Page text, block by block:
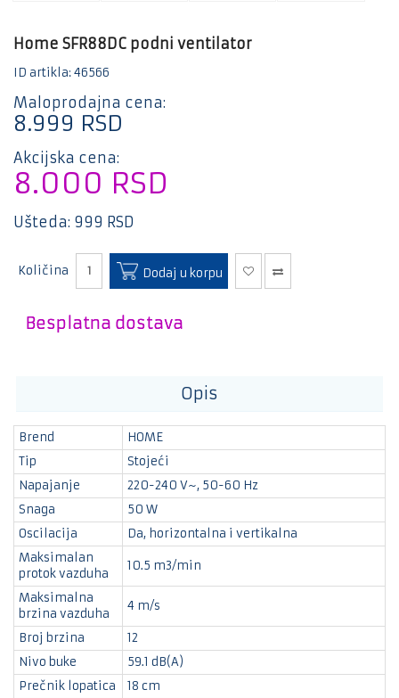
aparati
Bela
Gaming
i
adapteri
trotineti
Home SFR88DC podni ventilator
ID artikla: 46566
Maloprodajna cena:
8.999 RSD
Akcijska cena:
8.000 RSD
Ušteda: 999 RSD
Količina Dodaj u korpu
Besplatna dostava
Opis
Brend
HOME
Tip
Stojeći
Napajanje
220-240 V~, 50-60 Hz
Snaga
50 W
Oscilacija
Da, horizontalna i vertikalna
Maksimalan
protok vazduha
10.5 m3/min
Maksimalna
brzina vazduha
4 m/s
Broj brzina
12
Nivo buke
59.1 dB(A)
Prečnik lopatica
18 cm